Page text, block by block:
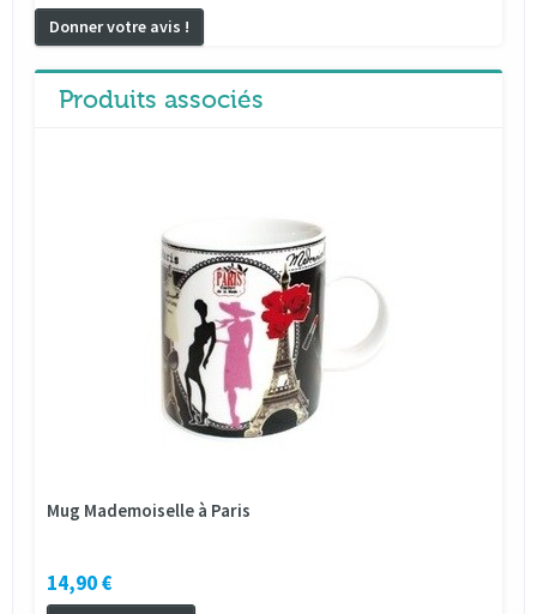
Donner votre avis !
Produits associés
Mug Mademoiselle à Paris
14,90 €